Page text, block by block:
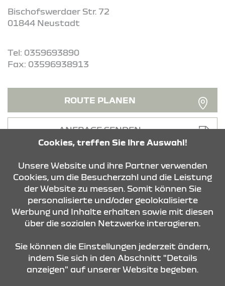
Bischofswerdaer Str. 72
01844 Neustadt
Tel: 0359693890
Fax: 03596938913
ROUTE PLANEN
ANFRAGE SENDEN
KONTAKT & ANFAHRT
STANDORTE
Cookies, treffen Sie Ihre Auswahl!
Unsere Website und ihre Partner verwenden
Cookies, um die Besucherzahl und die Leistung
der Website zu messen. Somit können Sie
personalisierte und/oder geolokalisierte
Werbung und Inhalte erhalten sowie mit diesen
über die sozialen Netzwerke interagieren.
Sie können die Einstellungen jederzeit ändern,
indem Sie sich in den Abschnitt "Details
anzeigen" auf unserer Website begeben.